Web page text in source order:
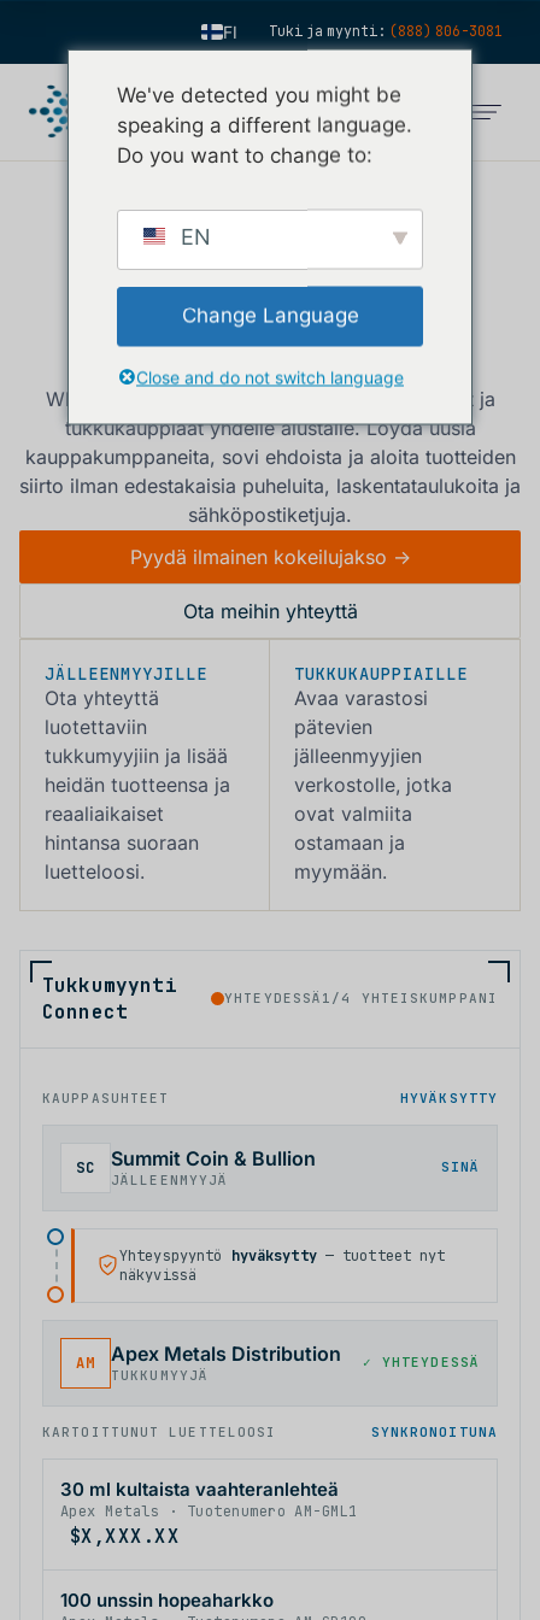
FI
FR
ZH
KO
NL
PT
Tuki ja myynti: (888) 806-3081
Yhdistä oikeisiin
kumppaneihin. Käy
kauppaa luottavaisin
mielin.
Wholesale Connect yhdistää vähittäiskauppiaat ja
tukkukauppiaat yhdelle alustalle. Löydä uusia
kauppakumppaneita, sovi ehdoista ja aloita tuotteiden
siirto ilman edestakaisia puheluita, laskentataulukoita ja
sähköpostiketjuja.
Pyydä ilmainen kokeilujakso ->
Ota meihin yhteyttä
JÄLLEENMYYJILLE
Ota yhteyttä
luotettaviin
tukkumyyjiin ja lisää
heidän tuotteensa ja
reaaliaikaiset
hintansa suoraan
luetteloosi.
TUKKUKAUPPIAILLE
Avaa varastosi
pätevien
jälleenmyyjien
verkostolle, jotka
ovat valmiita
ostamaan ja
myymään.
Tukkumyynti
Connect
YHTEYDESSÄ 1/4 YHTEISKUMPPANI
KAUPPASUHTEET HYVÄKSYTTY
SC Summit Coin & Bullion
JÄLLEENMYYJÄ
SINÄ
Yhteyspyyntö hyväksytty— tuotteet nyt
näkyvissä
AM Apex Metals Distribution
TUKKUMYYJÄ
✓ YHTEYDESSÄ
KARTOITTUNUT LUETTELOOSI SYNKRONOITUNA
30 ml kultaista vaahteranlehteä
Apex Metals · Tuotenumero AM-GML1
$
X
X
X
X ,
X
X
X
X
X
X
X
X
X
X
.
X
X
X
X
X
X
X
100 unssin hopeaharkko
X
X
X
X
X
We've detected you might be
speaking a different language.
Do you want to change to:
EN
Change Language
Close and do not switch language